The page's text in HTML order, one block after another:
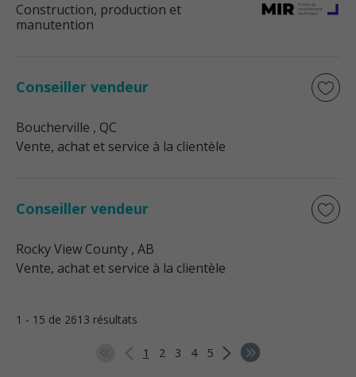
Construction, production et
manutention
Conseiller vendeur
Boucherville , QC
Vente, achat et service à la clientèle
Conseiller vendeur
Rocky View County , AB
Vente, achat et service à la clientèle
1 - 15 de 2613 résultats
1 2 3 4 5